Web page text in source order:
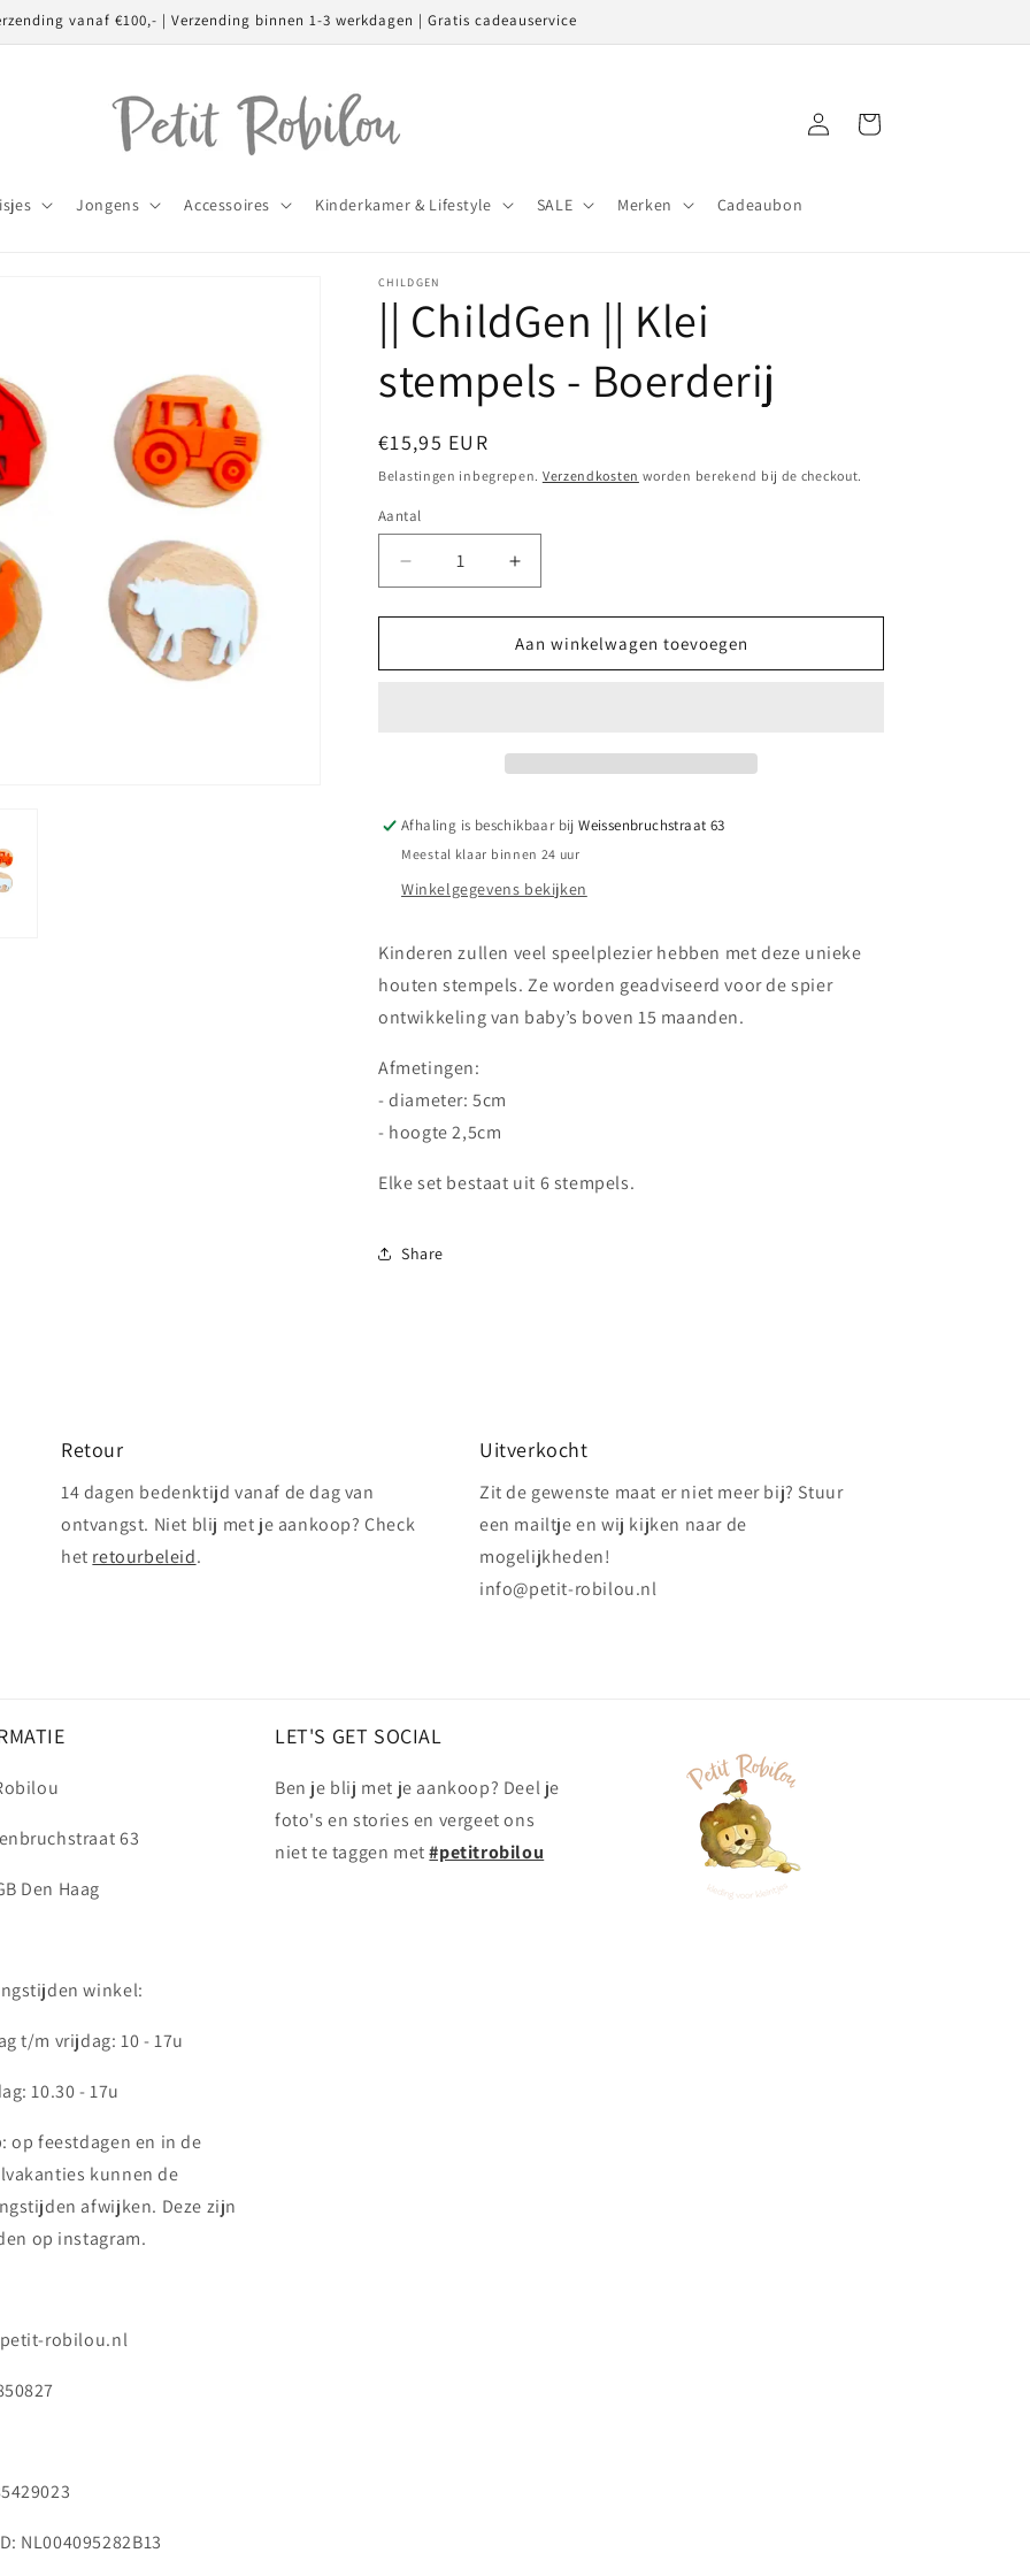
vanaf €100,- | Verzending binnen 1-3 werkdagen | Gratis cadeauservice
Jongens Accessoires Kinderkamer & Lifestyle SALE Merken Cadeaubon
InloggenWinkelwagen
CHILDGEN
|| ChildGen || Klei
stempels - Boerderij
Normale
prijs
€15,95 EUR
Belastingen inbegrepen. Verzendkosten worden berekend bij de checkout.
Aantal
Aantal
Aantal
verlagen
voor
ChildGen
Aantal
verhogen
voor
||
ChildGen
Aan winkelwagen toevoegen
Afhaling is beschikbaar bijWeissenbruchstraat 63
Meestal klaar binnen 24 uur
Winkelgegevens bekijken
Kinderen zullen veel speelplezier hebben met deze unieke
houten stempels. Ze worden geadviseerd voor de spier
ontwikkeling van baby’s boven 15 maanden.
Afmetingen:
- diameter: 5cm
- hoogte 2,5cm
Elke set bestaat uit 6 stempels.
Share
Retour
14 dagen bedenktijd vanaf de dag van
ontvangst. Niet blij met je aankoop? Check
het retourbeleid.
Uitverkocht
Zit de gewenste maat er niet meer bij? Stuur
een mailtje en wij kijken naar de
mogelijkheden!
info@petit-robilou.nl
63
Den Haag
winkel:
t/m vrijdag: 10 - 17u
10.30 - 17u
op feestdagen en in de
kunnen de
afwijken. Deze zijn
op instagram.
robilou.nl
NL004095282B13
LET'S GET SOCIAL
Ben je blij met je aankoop? Deel je
foto's en stories en vergeet ons
niet te taggen met#petitrobilou